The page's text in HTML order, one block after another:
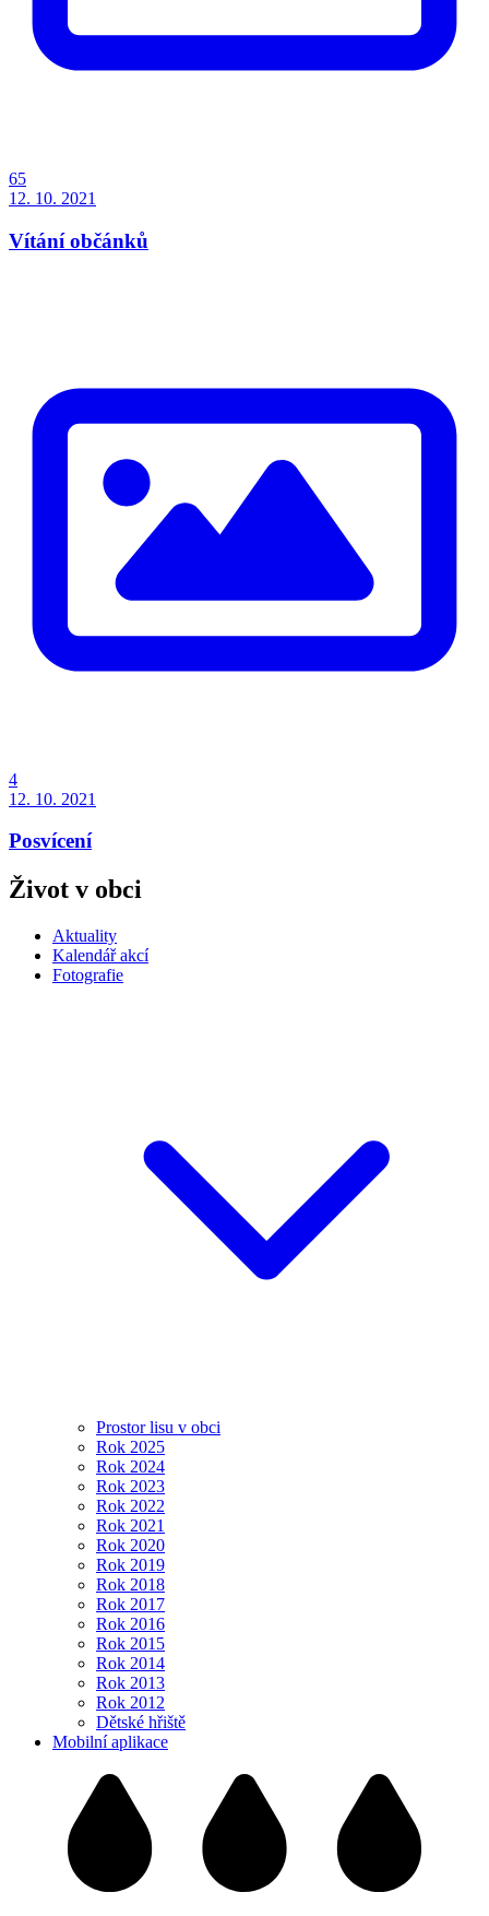
65
12. 10. 2021
Vítání občánků
4
12. 10. 2021
Posvícení
Život v obci
Aktuality
Kalendář akcí
Fotografie
Prostor lisu v obci
Rok 2025
Rok 2024
Rok 2023
Rok 2022
Rok 2021
Rok 2020
Rok 2019
Rok 2018
Rok 2017
Rok 2016
Rok 2015
Rok 2014
Rok 2013
Rok 2012
Dětské hřiště
Mobilní aplikace